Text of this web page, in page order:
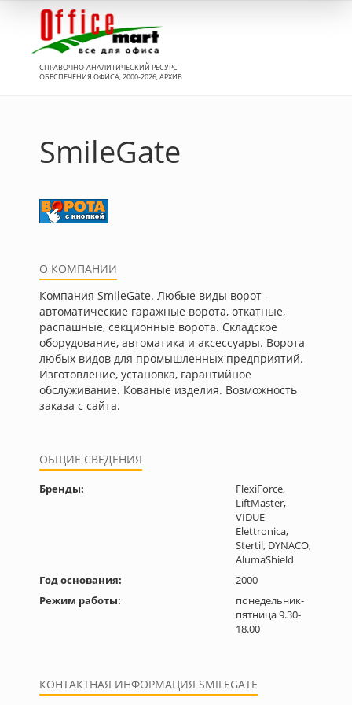
СПРАВОЧНО-АНАЛИТИЧЕСКИЙ РЕСУРС
ОБЕСПЕЧЕНИЯ ОФИСА, 2000-2026, АРХИВ
SmileGate
О КОМПАНИИ
Компания SmileGate. Любые виды ворот –
автоматические гаражные ворота, откатные,
распашные, секционные ворота. Складское
оборудование, автоматика и аксессуары. Ворота
любых видов для промышленных предприятий.
Изготовление, установка, гарантийное
обслуживание. Кованые изделия. Возможность
заказа с сайта.
ОБЩИЕ СВЕДЕНИЯ
Бренды:
FlexiForce,
LiftMaster,
VIDUE
Elettronica,
Stertil, DYNACO,
AlumaShield
Год основания:
2000
Режим работы:
понедельник-
пятница 9.30-
18.00
КОНТАКТНАЯ ИНФОРМАЦИЯ SMILEGATE